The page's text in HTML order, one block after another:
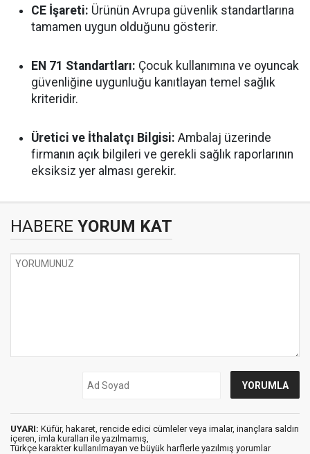
CE İşareti: Ürünün Avrupa güvenlik standartlarına
tamamen uygun olduğunu gösterir.
EN 71 Standartları: Çocuk kullanımına ve oyuncak
güvenliğine uygunluğu kanıtlayan temel sağlık
kriteridir.
Üretici ve İthalatçı Bilgisi: Ambalaj üzerinde
firmanın açık bilgileri ve gerekli sağlık raporlarının
eksiksiz yer alması gerekir.
HABERE YORUM KAT
UYARI: Küfür, hakaret, rencide edici cümleler veya imalar, inançlara saldırı
içeren, imla kuralları ile yazılmamış,
Türkçe karakter kullanılmayan ve büyük harflerle yazılmış yorumlar